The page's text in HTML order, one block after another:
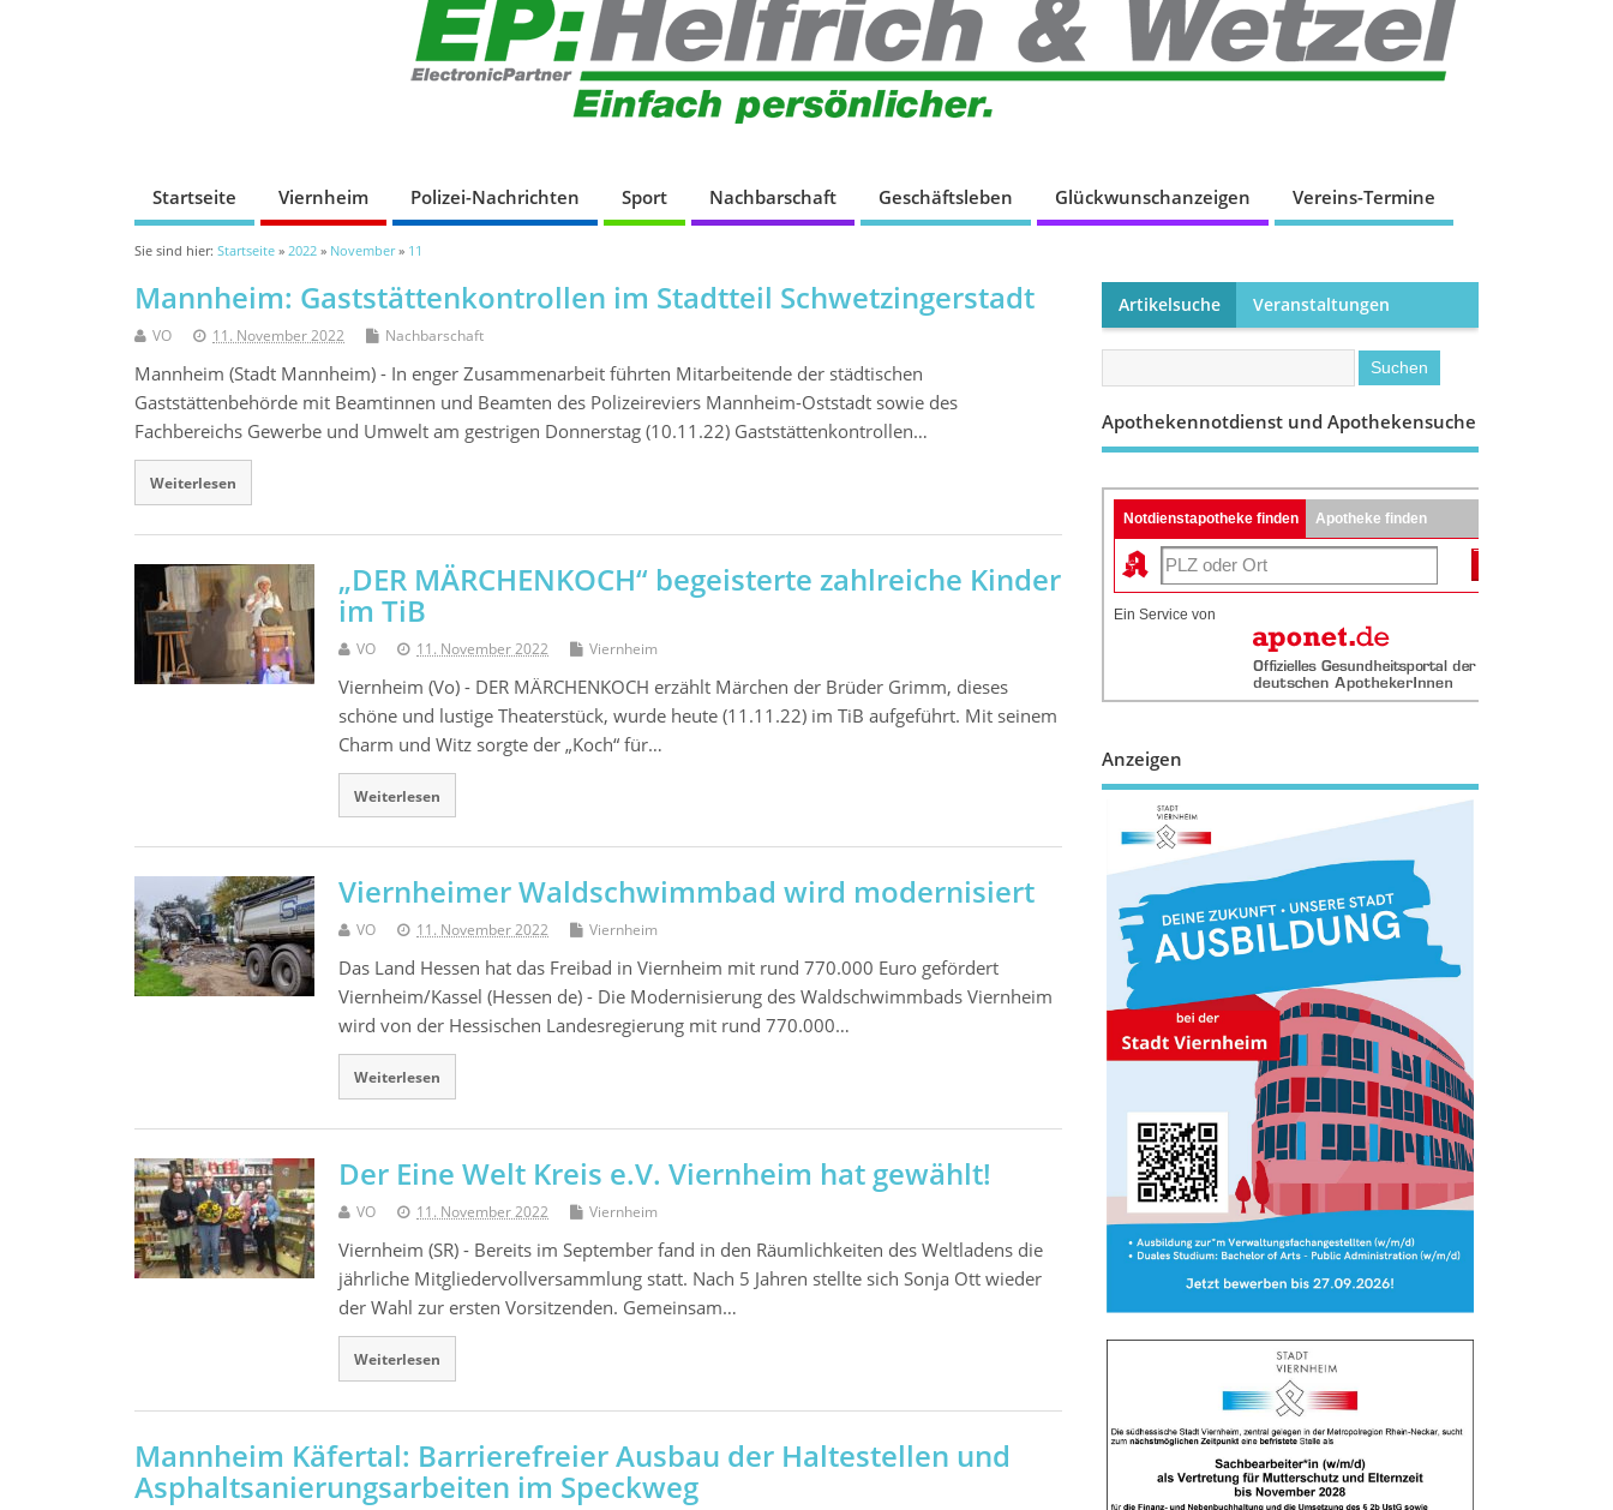
Startseite Viernheim Polizei-Nachrichten Sport Nachbarschaft Geschäftsleben Glückwunschanzeigen Vereins-Termine
Sie sind hier: Startseite » 2022 » November» 11
Mannheim: Gaststättenkontrollen im Stadtteil Schwetzingerstadt
VO 11. November 2022 Nachbarschaft
Mannheim (Stadt Mannheim) - In enger Zusammenarbeit führten Mitarbeitende der städtischen
Gaststättenbehörde mit Beamtinnen und Beamten des Polizeireviers Mannheim-Oststadt sowie des
Fachbereichs Gewerbe und Umwelt am gestrigen Donnerstag (10.11.22) Gaststättenkontrollen…
Weiterlesen
„DER MÄRCHENKOCH“ begeisterte zahlreiche Kinder
im TiB
VO 11. November 2022 Viernheim
Viernheim (Vo) - DER MÄRCHENKOCH erzählt Märchen der Brüder Grimm, dieses
schöne und lustige Theaterstück, wurde heute (11.11.22) im TiB aufgeführt. Mit seinem
Charm und Witz sorgte der „Koch“ für…
Weiterlesen
Viernheimer Waldschwimmbad wird modernisiert
VO 11. November 2022 Viernheim
Das Land Hessen hat das Freibad in Viernheim mit rund 770.000 Euro gefördert
Viernheim/Kassel (Hessen de) - Die Modernisierung des Waldschwimmbads Viernheim
wird von der Hessischen Landesregierung mit rund 770.000…
Weiterlesen
Der Eine Welt Kreis e.V. Viernheim hat gewählt!
VO 11. November 2022 Viernheim
Viernheim (SR) - Bereits im September fand in den Räumlichkeiten des Weltladens die
jährliche Mitgliedervollversammlung statt. Nach 5 Jahren stellte sich Sonja Ott wieder
der Wahl zur ersten Vorsitzenden. Gemeinsam…
Weiterlesen
Mannheim Käfertal: Barrierefreier Ausbau der Haltestellen und
Asphaltsanierungsarbeiten im Speckweg
Artikelsuche Veranstaltungen
Apothekennotdienst und Apothekensuche
Notdienstapotheke finden Apotheke finden
Ein Service von
Anzeigen